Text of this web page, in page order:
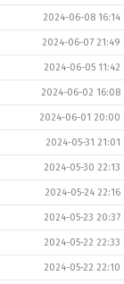
2024-06-08 16:14
2024-06-07 21:49
2024-06-05 11:42
2024-06-02 16:08
2024-06-01 20:00
2024-05-31 21:01
2024-05-30 22:13
2024-05-24 22:16
2024-05-23 20:37
2024-05-22 22:33
2024-05-22 22:10